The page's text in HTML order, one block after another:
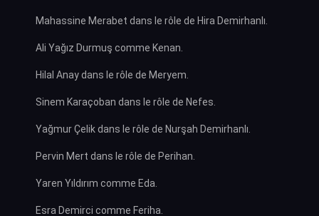
Mahassine Merabet dans le rôle de Hira Demirhanlı.
Ali Yağız Durmuş comme Kenan.
Hilal Anay dans le rôle de Meryem.
Sinem Karaçoban dans le rôle de Nefes.
Yağmur Çelik dans le rôle de Nurşah Demirhanlı.
Pervin Mert dans le rôle de Perihan.
Yaren Yıldırım comme Eda.
Esra Demirci comme Feriha.